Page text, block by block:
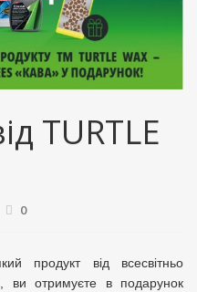
TURTLE
0
продукт від всесвітньо
ви отримуєте в подарунок